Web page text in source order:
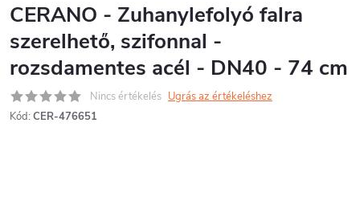
CERANO - Zuhanylefolyó falra
szerelhető, szifonnal -
rozsdamentes acél - DN40 - 74 cm
Nincs értékelés Ugrás az értékeléshez
Kód: CER-476651